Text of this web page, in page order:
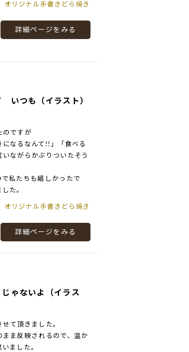
オリジナル手書きどら焼き
詳細ページをみる
いつも（イラスト）
のですが
になるなんて!!」「食べる
ながらかぶりついたそう
で私たちも嬉しかったで
た。
オリジナル手書きどら焼き
詳細ページをみる
ゃないよ（イラス
て頂きました。
まま反映されるので、温か
ました。